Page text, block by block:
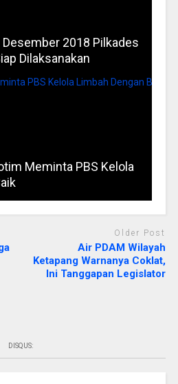
2018 Pilkades
Dilaksanakan
Meminta PBS Kelola
Older Post
Air PDAM Wilayah
Ketapang Warnanya Coklat,
Ini Tanggapan Legislator
DISQUS: